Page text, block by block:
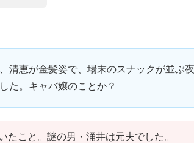
清恵が金髪姿で、場末のスナックが並ぶ
た。キャバ嬢のことか？
たこと。謎の男・涌井は元夫でした。